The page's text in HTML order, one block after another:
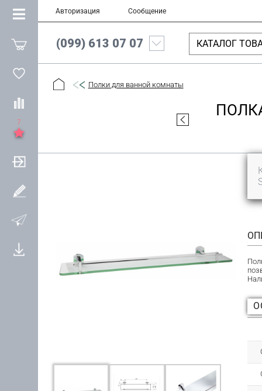
7
Авторизация Сообщение
КАТАЛОГ
(099) 613 07 07
Полки для ванной комнаты